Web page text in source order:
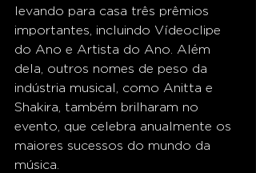
levando para casa três prêmios
importantes, incluindo Vídeoclipe
do Ano e Artista do Ano. Além
dela, outros nomes de peso da
indústria musical, como Anitta e
Shakira, também brilharam no
evento, que celebra anualmente os
maiores sucessos do mundo da
música.